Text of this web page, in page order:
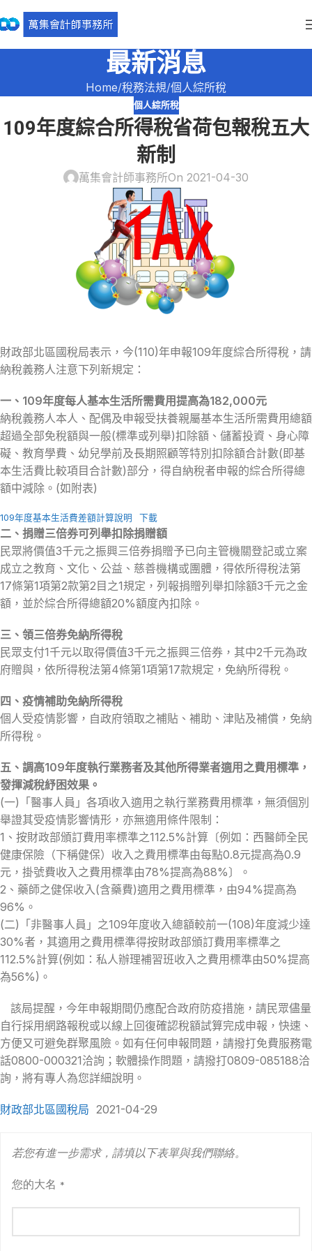
最新消息
Home 稅務法規 個人綜所稅
個人綜所稅
109年度綜合所得稅省荷包報稅五大
新制
萬集會計師事務所On 2021-04-30
財政部北區國稅局表示，今(110)年申報109年度綜合所得稅，請
納稅義務人注意下列新規定：
一、109年度每人基本生活所需費用提高為182,000元
納稅義務人本人、配偶及申報受扶養親屬基本生活所需費用總額
超過全部免稅額與一般(標準或列舉)扣除額、儲蓄投資、身心障
礙、教育學費、幼兒學前及長期照顧等特別扣除額合計數(即基
本生活費比較項目合計數)部分，得自納稅者申報的綜合所得總
額中減除。(如附表)
109年度基本生活費差額計算說明 下載
二、捐贈三倍券可列舉扣除捐贈額
民眾將價值3千元之振興三倍券捐贈予已向主管機關登記或立案
成立之教育、文化、公益、慈善機構或團體，得依所得稅法第
17條第1項第2款第2目之1規定，列報捐贈列舉扣除額3千元之金
額，並於綜合所得總額20%額度內扣除。
三、領三倍券免納所得稅
民眾支付1千元以取得價值3千元之振興三倍券，其中2千元為政
府贈與，依所得稅法第4條第1項第17款規定，免納所得稅。
四、疫情補助免納所得稅
個人受疫情影響，自政府領取之補貼、補助、津貼及補償，免納
所得稅。
五、調高109年度執行業務者及其他所得業者適用之費用標準，
發揮減稅紓困效果。
(一)「醫事人員」各項收入適用之執行業務費用標準，無須個別
舉證其受疫情影響情形，亦無適用條件限制：
1、按財政部頒訂費用率標準之112.5%計算〔例如：西醫師全民
健康保險（下稱健保）收入之費用標準由每點0.8元提高為0.9
元，掛號費收入之費用標準由78%提高為88%〕。
2、藥師之健保收入(含藥費)適用之費用標準，由94%提高為
96%。
(二)「非醫事人員」之109年度收入總額較前一(108)年度減少達
30%者，其適用之費用標準得按財政部頒訂費用率標準之
112.5%計算(例如：私人辦理補習班收入之費用標準由50%提高
為56%)。
該局提醒，今年申報期間仍應配合政府防疫措施，請民眾儘量
自行採用網路報稅或以線上回復確認稅額試算完成申報，快速、
方便又可避免群聚風險。如有任何申報問題，請撥打免費服務電
話0800-000321洽詢；軟體操作問題，請撥打0809-085188洽
詢，將有專人為您詳細說明。
財政部北區國稅局 2021-04-29
若您有進一步需求，請填以下表單與我們聯絡。
您的大名 *